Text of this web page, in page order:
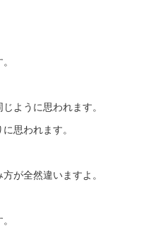
ように思われます。
思われます。
が全然違いますよ。